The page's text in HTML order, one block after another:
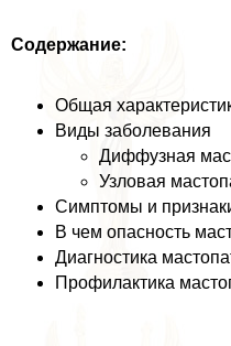
Содержание:
Общая
Виды заболевания
Диффузная
Узловая
Симптомы и
В чем опасность
Диагностика
Профилактика